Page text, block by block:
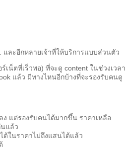
และอีกหลายเจ้าที่ให้บริการแบบส่วนตัว
เน็ตที่เร็วพอ) ที่จะดู content ในช่วงเวลา
แล้ว มีทางไหนอีกบ้างที่จะรองรับคนดู
แต่รองรับคนได้มากขึ้น ราคาเหลือ
แล้ว
ด้ในราคาไม่ถึงแสนได้แล้ว